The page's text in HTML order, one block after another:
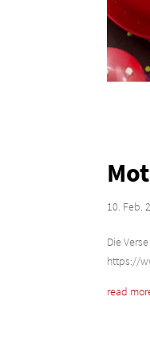
10. Feb.
Die
https://
read